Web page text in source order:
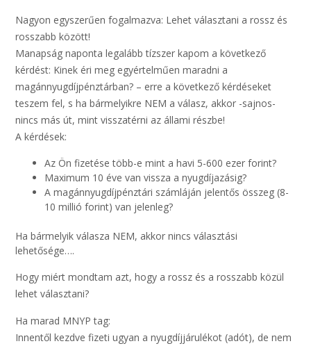
Nagyon egyszerűen fogalmazva: Lehet választani a rossz és
rosszabb között!
Manapság naponta legalább tízszer kapom a következő
kérdést: Kinek éri meg egyértelműen maradni a
magánnyugdíjpénztárban? – erre a következő kérdéseket
teszem fel, s ha bármelyikre NEM a válasz, akkor -sajnos-
nincs más út, mint visszatérni az állami részbe!
A kérdések:
Az Ön fizetése több-e mint a havi 5-600 ezer forint?
Maximum 10 éve van vissza a nyugdíjazásig?
A magánnyugdíjpénztári számláján jelentős összeg (8-
10 millió forint) van jelenleg?
Ha bármelyik válasza NEM, akkor nincs választási
lehetősége….
Hogy miért mondtam azt, hogy a rossz és a rosszabb közül
lehet választani?
Ha marad MNYP tag:
Innentől kezdve fizeti ugyan a nyugdíjjárulékot (adót), de nem